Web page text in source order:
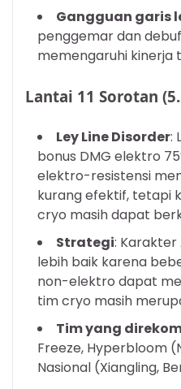
Gangguan garis
penggemar dan
memengaruhi kinerja
Lantai 11 Sorotan
Ley Line Disorder:
bonus DMG elektro
elektro-resistensi
kurang efektif, tetapi
cryo masih dapat
Strategi: Karakter
lebih baik karena
non-elektro dapat
tim cryo masih
Tim yang
Freeze, Hyperbloom
Nasional (Xiangling,